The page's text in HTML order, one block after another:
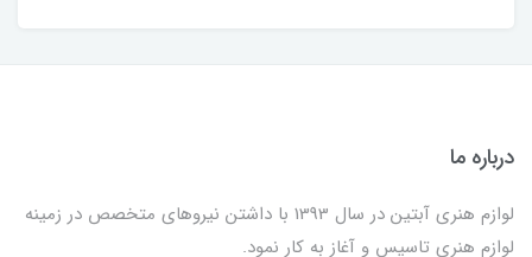
درباره ما
لوازم هنری آبتین در سال 1393 با داشتن نیروهای متخصص در زمینه
لوازم هنری تاسیس و آغاز به کار نمود.